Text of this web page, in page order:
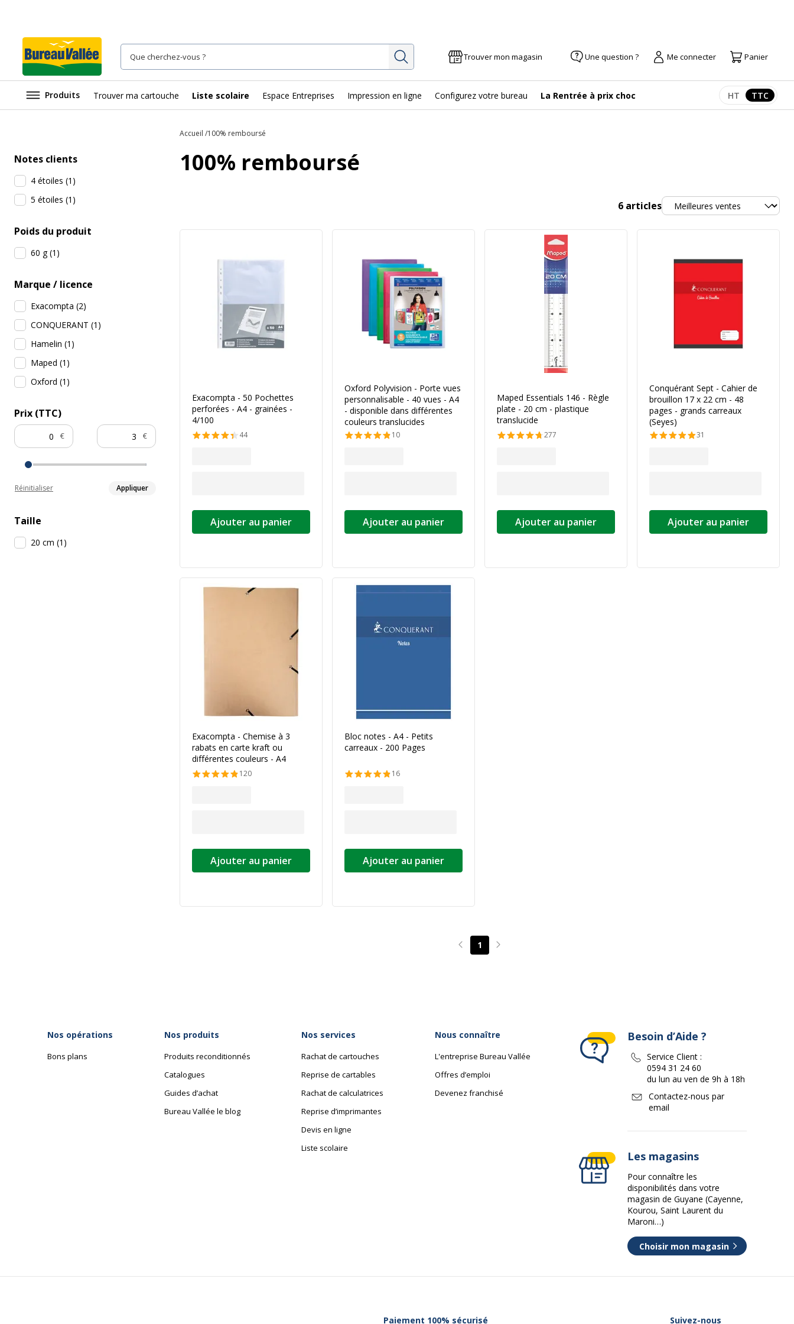
Rechercher Trouver mon magasin Une question ? Me connecter Panier
Produits Trouver ma cartouche Liste scolaire Espace Entreprises Impression en ligne Configurez votre bureau La Rentrée à prix choc Afficher les
HT TTC
Notes clients
4 étoiles (1 )
5 étoiles (1 )
Poids du produit
60 g(1 )
Marque / licence
Exacompta (2)
CONQUERANT (1 )
Hamelin (1 )
Maped (1 )
Oxford (1 )
Prix (TTC)
€ €
Réinitialiser Appliquer
Taille
20 cm (1 )
Accueil 100% remboursé
100% remboursé
6 articlesTrier
Exacompta - 50 Pochettes
perforées - A4 - grainées -
4/100
44
Ajouter au panier
Oxford Polyvision - Porte vues
personnalisable - 40 vues - A4
- disponible dans différentes
couleurs translucides
10
Ajouter au panier
Maped Essentials 146 - Règle
plate - 20 cm - plastique
translucide
277
Ajouter au panier
Conquérant Sept - Cahier de
brouillon 17 x 22 cm - 48
pages - grands carreaux
(Seyes)
31
Ajouter au panier
Exacompta - Chemise à 3
rabats en carte kraft ou
différentes couleurs - A4
120
Ajouter au panier
Bloc notes - A4 - Petits
carreaux - 200 Pages
16
Ajouter au panier
Page précédente
1 Page suivante
Nos opérations
Bons plans
Nos produits
Produits reconditionnés
Catalogues
Guides d’achat
Bureau Vallée le blog
Nos services
Rachat de cartouches
Reprise de cartables
Rachat de calculatrices
Reprise d’imprimantes
Devis en ligne
Liste scolaire
Nous connaître
L'entreprise Bureau Vallée
Offres d’emploi
Devenez franchisé
Besoin d’Aide ?
Service Client :
0594 31 24 60
du lun au ven de 9h à 18h
Contactez-nous par
email
Les magasins
Pour connaître les
disponibilités dans votre
magasin de Guyane (Cayenne,
Kourou, Saint Laurent du
Maroni…)
Choisir mon magasin
Paiement 100% sécurisé Suivez-nous